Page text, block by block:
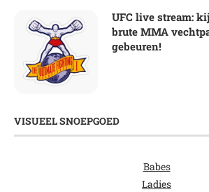
UFC live stream:
brute MMA
gebeuren!
VISUEEL SNOEPGOED
Babes
Ladies